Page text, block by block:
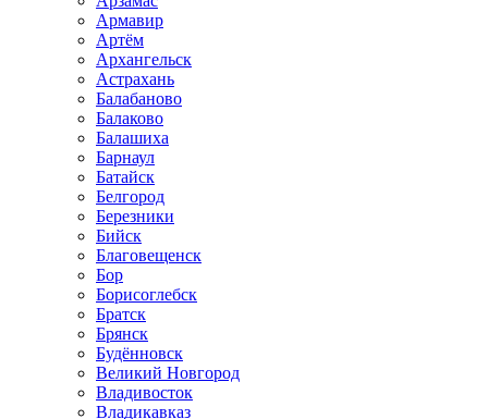
Армавир
Артём
Архангельск
Астрахань
Балабаново
Балаково
Балашиха
Барнаул
Батайск
Белгород
Березники
Бийск
Благовещенск
Бор
Борисоглебск
Братск
Брянск
Будённовск
Великий Новгород
Владивосток
Владикавказ